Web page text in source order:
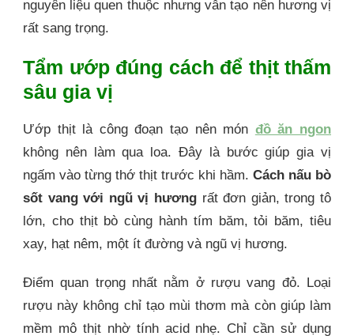
nguyên liệu quen thuộc nhưng vẫn tạo nên hương vị
rất sang trọng.
Tẩm ướp đúng cách để thịt thấm
sâu gia vị
Ướp thịt là công đoạn tạo nên món đồ ăn ngon
không nên làm qua loa. Đây là bước giúp gia vị
ngấm vào từng thớ thịt trước khi hầm. Cách nấu bò
sốt vang với ngũ vị hương rất đơn giản, trong tô
lớn, cho thịt bò cùng hành tím băm, tỏi băm, tiêu
xay, hạt nêm, một ít đường và ngũ vị hương.
Điểm quan trọng nhất nằm ở rượu vang đỏ. Loại
rượu này không chỉ tạo mùi thơm mà còn giúp làm
mềm mô thịt nhờ tính acid nhẹ. Chỉ cần sử dụng